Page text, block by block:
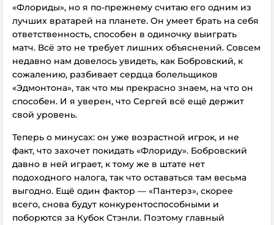
«Флориды», но я по-прежнему считаю его одним из
лучших вратарей на планете. Он умеет брать на себя
ответственность, способен в одиночку выиграть
матч. Всё это не требует лишних объяснений. Совсем
недавно нам довелось увидеть, как Бобровский, к
сожалению, разбивает сердца болельщиков
«Эдмонтона», так что мы прекрасно знаем, на что он
способен. И я уверен, что Сергей всё ещё держит
свой уровень.
Теперь о минусах: он уже возрастной игрок, и не
факт, что захочет покидать «Флориду». Бобровский
давно в ней играет, к тому же в штате нет
подоходного налога, так что оставаться там весьма
выгодно. Ещё один фактор — «Пантерз», скорее
всего, снова будут конкурентоспособными и
поборются за Кубок Стэнли. Поэтому главный